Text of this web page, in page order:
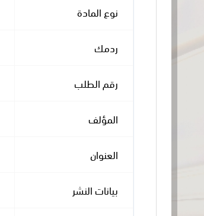
نوع المادة
ردمك
رقم الطلب
المؤلف
العنوان
بيانات النشر